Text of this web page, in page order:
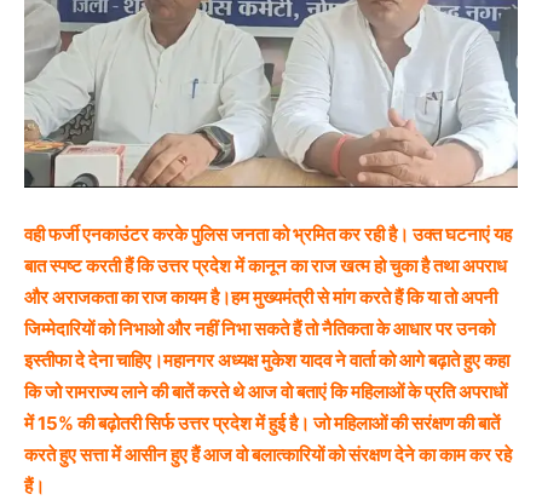
वही फर्जी एनकाउंटर करके पुलिस जनता को भ्रमित कर रही है। उक्त घटनाएं यह
बात स्पष्ट करती हैं कि उत्तर प्रदेश में कानून का राज खत्म हो चुका है तथा अपराध
और अराजकता का राज कायम है।हम मुख्यमंत्री से मांग करते हैं कि या तो अपनी
जिम्मेदारियों को निभाओ और नहीं निभा सकते हैं तो नैतिकता के आधार पर उनको
इस्तीफा दे देना चाहिए।महानगर अध्यक्ष मुकेश यादव ने वार्ता को आगे बढ़ाते हुए कहा
कि जो रामराज्य लाने की बातें करते थे आज वो बताएं कि महिलाओं के प्रति अपराधों
में 15% की बढ़ोतरी सिर्फ उत्तर प्रदेश में हुई है। जो महिलाओं की सरंक्षण की बातें
करते हुए सत्ता में आसीन हुए हैं आज वो बलात्कारियों को संरक्षण देने का काम कर रहे
हैं।